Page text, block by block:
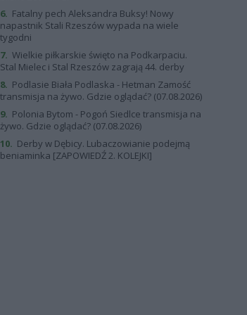
6. Fatalny pech Aleksandra Buksy! Nowy
napastnik Stali Rzeszów wypada na wiele
tygodni
7. Wielkie piłkarskie święto na Podkarpaciu.
Stal Mielec i Stal Rzeszów zagrają 44. derby
8. Podlasie Biała Podlaska - Hetman Zamość
transmisja na żywo. Gdzie oglądać? (07.08.2026)
9. Polonia Bytom - Pogoń Siedlce transmisja na
żywo. Gdzie oglądać? (07.08.2026)
10. Derby w Dębicy. Lubaczowianie podejmą
beniaminka [ZAPOWIEDŹ 2. KOLEJKI]